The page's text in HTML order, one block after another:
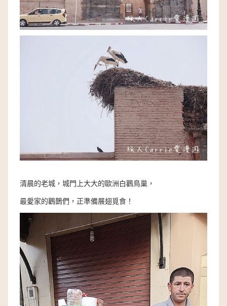
清晨的老城，城門上大大的歐洲白鸛鳥巢，
最愛家的鸛鵲們，正準備展翅覓食！